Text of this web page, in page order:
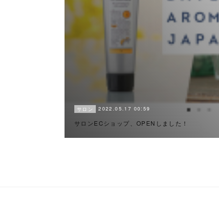
サロン 2022.05.17 00:59
サロンECショップ、OPENしました！